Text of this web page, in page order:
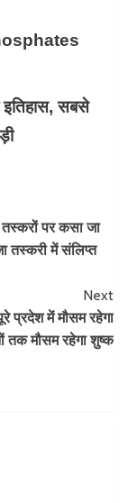
इतिहास, सबसे
पर कसा जा
तस्करी में संलिप्त
Next
में मौसम रहेगा
तक मौसम रहेगा शुष्क